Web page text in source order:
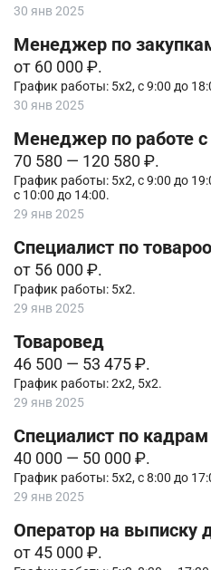
30 янв 2025
Менеджер по
от 60 000 ₽.
График работы: 5х2, с 9:00 до
30 янв 2025
Менеджер по работе
70 580 — 120 580 ₽.
График работы: 5х2, с 9:00 до
с 10:00 до 14:00.
29 янв 2025
Специалист по
от 56 000 ₽.
График работы: 5х2.
29 янв 2025
Товаровед
46 500 — 53 475 ₽.
График работы: 2х2, 5х2.
29 янв 2025
Специалист по
40 000 — 50 000 ₽.
График работы: 5х2, с 8:00 до
29 янв 2025
Оператор на выписку
от 45 000 ₽.